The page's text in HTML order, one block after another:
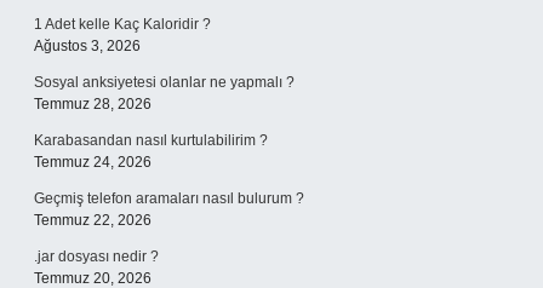
1 Adet kelle Kaç Kaloridir ?
Ağustos 3, 2026
Sosyal anksiyetesi olanlar ne yapmalı ?
Temmuz 28, 2026
Karabasandan nasıl kurtulabilirim ?
Temmuz 24, 2026
Geçmiş telefon aramaları nasıl bulurum ?
Temmuz 22, 2026
.jar dosyası nedir ?
Temmuz 20, 2026